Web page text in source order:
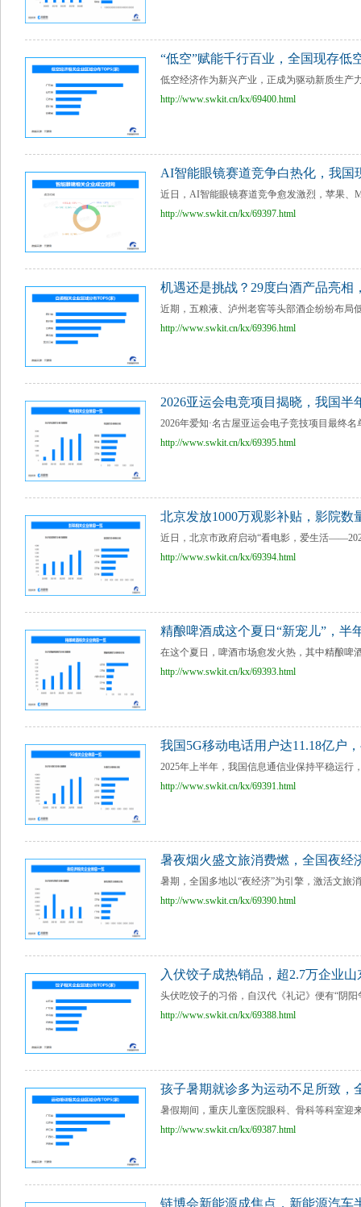
“低空”赋能千行百业，全国现存低
低空经济作为新兴产业，正成为驱动新质生产
http://www.swkit.cn/kx/69400.html
AI智能眼镜赛道竞争白热化，我国
近日，AI智能眼镜赛道竞争愈发激烈，苹果、
http://www.swkit.cn/kx/69397.html
机遇还是挑战？29度白酒产品亮相
近期，五粮液、泸州老窖等头部酒企纷纷布局
http://www.swkit.cn/kx/69396.html
2026亚运会电竞项目揭晓，我国半
2026年爱知·名古屋亚运会电子竞技项目最终
http://www.swkit.cn/kx/69395.html
北京发放1000万观影补贴，影院数
近日，北京市政府启动“看电影，爱生活
http://www.swkit.cn/kx/69394.html
精酿啤酒成这个夏日“新宠儿”，半
在这个夏日，啤酒市场愈发火热，其中精酿啤
http://www.swkit.cn/kx/69393.html
我国5G移动电话用户达11.18亿户
2025年上半年，我国信息通信业保持平稳运行
http://www.swkit.cn/kx/69391.html
暑夜烟火盛文旅消费燃，全国夜经
暑期，全国多地以“夜经济”为引擎，激活文旅
http://www.swkit.cn/kx/69390.html
入伏饺子成热销品，超2.7万企业
头伏吃饺子的习俗，自汉代《礼记》便有“阴
http://www.swkit.cn/kx/69388.html
孩子暑期就诊多为运动不足所致，
暑假期间，重庆儿童医院眼科、骨科等科室迎
http://www.swkit.cn/kx/69387.html
链博会新能源成焦点，新能源汽车